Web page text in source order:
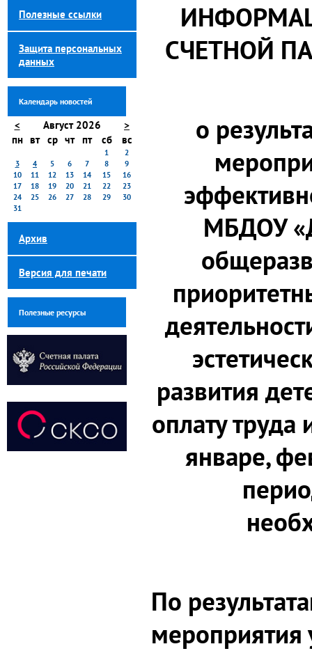
Полезные ссылки
Защита персональных
данных
Календарь новостей
< Август 2026
>
пн вт ср чт пт сб вс
1
2
3
4 5 6 7 8
9
10
11 12 13 14 15
16
17
18 19 20 21 22
23
24
25 26 27 28 29
30
31
Архив
Версия для печати
Полезные ресурсы
СЧЕТНОЙ
о
МБДОУ
развития
оплату труда
январе,
По
мероприятия